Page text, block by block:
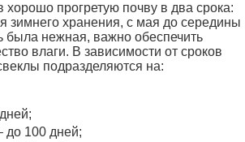
прогретую почву в два срока:
зимнего хранения, с мая до середины
была нежная, важно обеспечить
влаги. В зависимости от сроков
подразделяются на:
до 100 дней;